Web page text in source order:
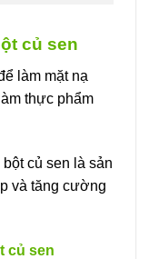
củ sen
làm mặt nạ
thực phẩm
củ sen là sản
và tăng cường
củ sen